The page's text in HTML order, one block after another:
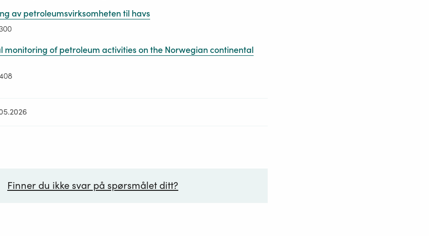
av petroleumsvirksomheten til havs
monitoring of petroleum activities on the Norwegian continental
Finner du ikke svar på spørsmålet ditt?